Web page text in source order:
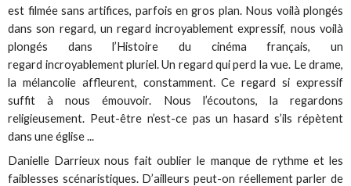
est filmée sans artifices, parfois en gros plan. Nous voilà plongés
dans son regard, un regard incroyablement expressif, nous voilà
plongés dans l’Histoire du cinéma français, un
regard incroyablement pluriel. Un regard qui perd la vue. Le drame,
la mélancolie affleurent, constamment. Ce regard si expressif
suffit à nous émouvoir. Nous l’écoutons, la regardons
religieusement. Peut-être n’est-ce pas un hasard s’ils répètent
dans une église ...
Danielle Darrieux nous fait oublier le manque de rythme et les
faiblesses scénaristiques. D’ailleurs peut-on réellement parler de